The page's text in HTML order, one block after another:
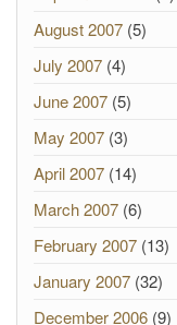
August 2007 (5)
July 2007 (4)
June 2007 (5)
May 2007 (3)
April 2007 (14)
March 2007 (6)
February 2007 (13)
January 2007 (32)
December 2006 (9)